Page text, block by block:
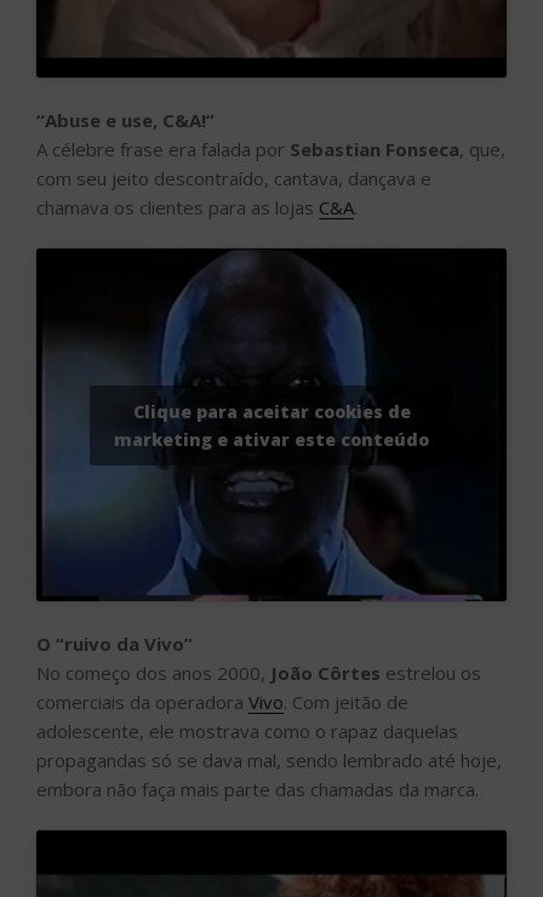
“Abuse e use, C&A!”
A célebre frase era falada por Sebastian Fonseca, que,
com seu jeito descontraído, cantava, dançava e
chamava os clientes para as lojas C&A.
Clique para aceitar cookies de
marketing e ativar este conteúdo
O “ruivo da Vivo”
No começo dos anos 2000, João Côrtes estrelou os
comerciais da operadora Vivo. Com jeitão de
adolescente, ele mostrava como o rapaz daquelas
propagandas só se dava mal, sendo lembrado até hoje,
embora não faça mais parte das chamadas da marca.